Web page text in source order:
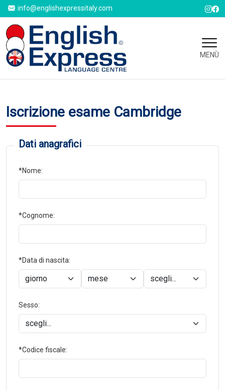
info@englishexpressitaly.com
MENÙ
Iscrizione esame Cambridge
Dati anagrafici
*Nome:
*Cognome:
*Data di nascita:
Sesso:
*Codice fiscale: